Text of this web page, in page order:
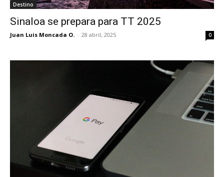
Destino
Sinaloa se prepara para TT 2025
Juan Luis Moncada O. - 28 abril, 2025 0